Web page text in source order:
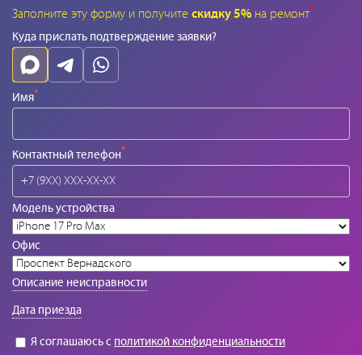
Заполните эту форму и получите скидку 5% на ремонт*
Куда прислать подтверждение заявки?
Имя*
Контактный телефон*
Модель устройства
Офис
Описание неисправности
Дата приезда
Я соглашаюсь с политикой конфиденциальности